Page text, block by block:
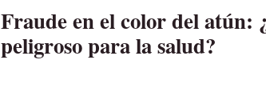
Fraude en el color del atún:
peligroso para la salud?